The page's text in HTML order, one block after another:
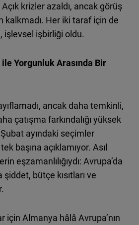
krizler azaldı, ancak görüş
kalkmadı. Her iki taraf için de
işlevsel işbirliği oldu.
Yorgunluk Arasında Bir
ancak daha temkinli,
çatışma farkındalığı yüksek
ayındaki seçimler
başına açıklamıyor. Asıl
eşzamanlılığıydı: Avrupa’da
bütçe kısıtları ve
için Almanya hâlâ Avrupa’nın